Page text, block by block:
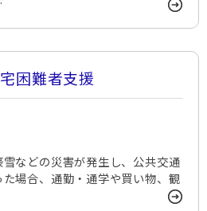
困難者支援
などの災害が発生し、公共交通
場合、通勤・通学や買い物、観